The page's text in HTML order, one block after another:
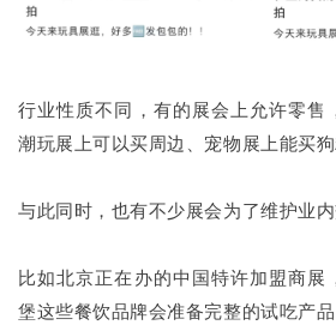
行业性质不同，有的展会上允许零售
潮玩展上可以买周边、宠物展上能买狗
与此同时，也有不少展会为了维护业内
比如北京正在办的中国特许加盟商展
堡这些餐饮品牌会准备完整的试吃产品